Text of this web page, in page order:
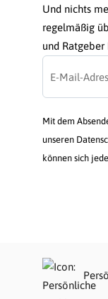
Und nichts
regelmäßig
und
Mit dem
unseren
können sich